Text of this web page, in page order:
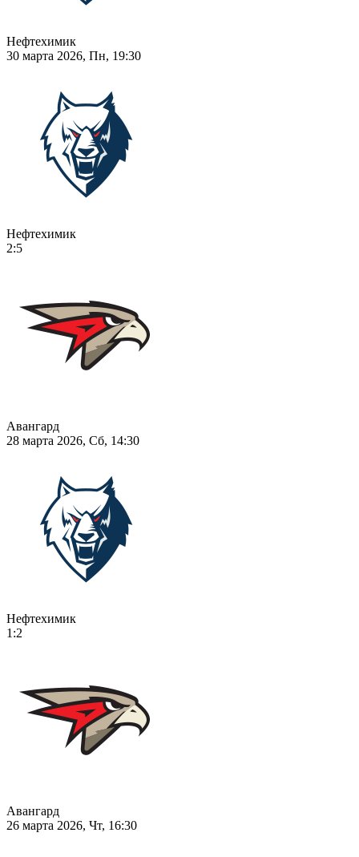
Нефтехимик
30 марта 2026, Пн, 19:30
Нефтехимик
2:5
Авангард
28 марта 2026, Сб, 14:30
Нефтехимик
1:2
Авангард
26 марта 2026, Чт, 16:30